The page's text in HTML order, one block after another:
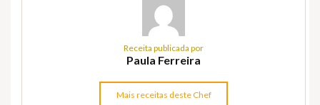
Receita publicada por
Paula Ferreira
Mais receitas deste Chef